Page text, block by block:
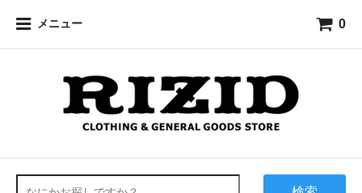
メニュー 0